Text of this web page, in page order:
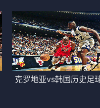
克罗地亚vs韩国历史足